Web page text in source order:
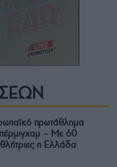
πρωτάθλημα
– Με 60
η Ελλάδα